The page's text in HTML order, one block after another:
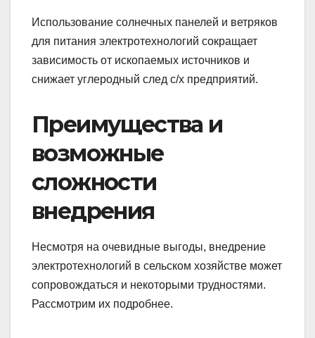
Использование солнечных панелей и ветряков
для питания электротехнологий сокращает
зависимость от ископаемых источников и
снижает углеродный след с/х предприятий.
Преимущества и
возможные
сложности
внедрения
Несмотря на очевидные выгоды, внедрение
электротехнологий в сельском хозяйстве может
сопровождаться и некоторыми трудностями.
Рассмотрим их подробнее.